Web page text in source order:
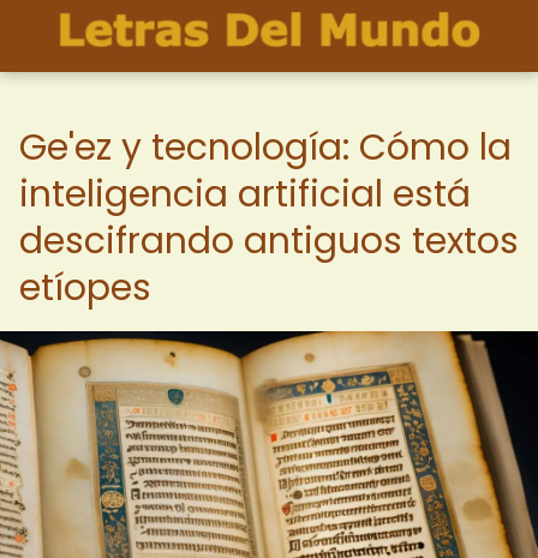
Ge'ez y tecnología: Cómo la
inteligencia artificial está
descifrando antiguos textos
etíopes